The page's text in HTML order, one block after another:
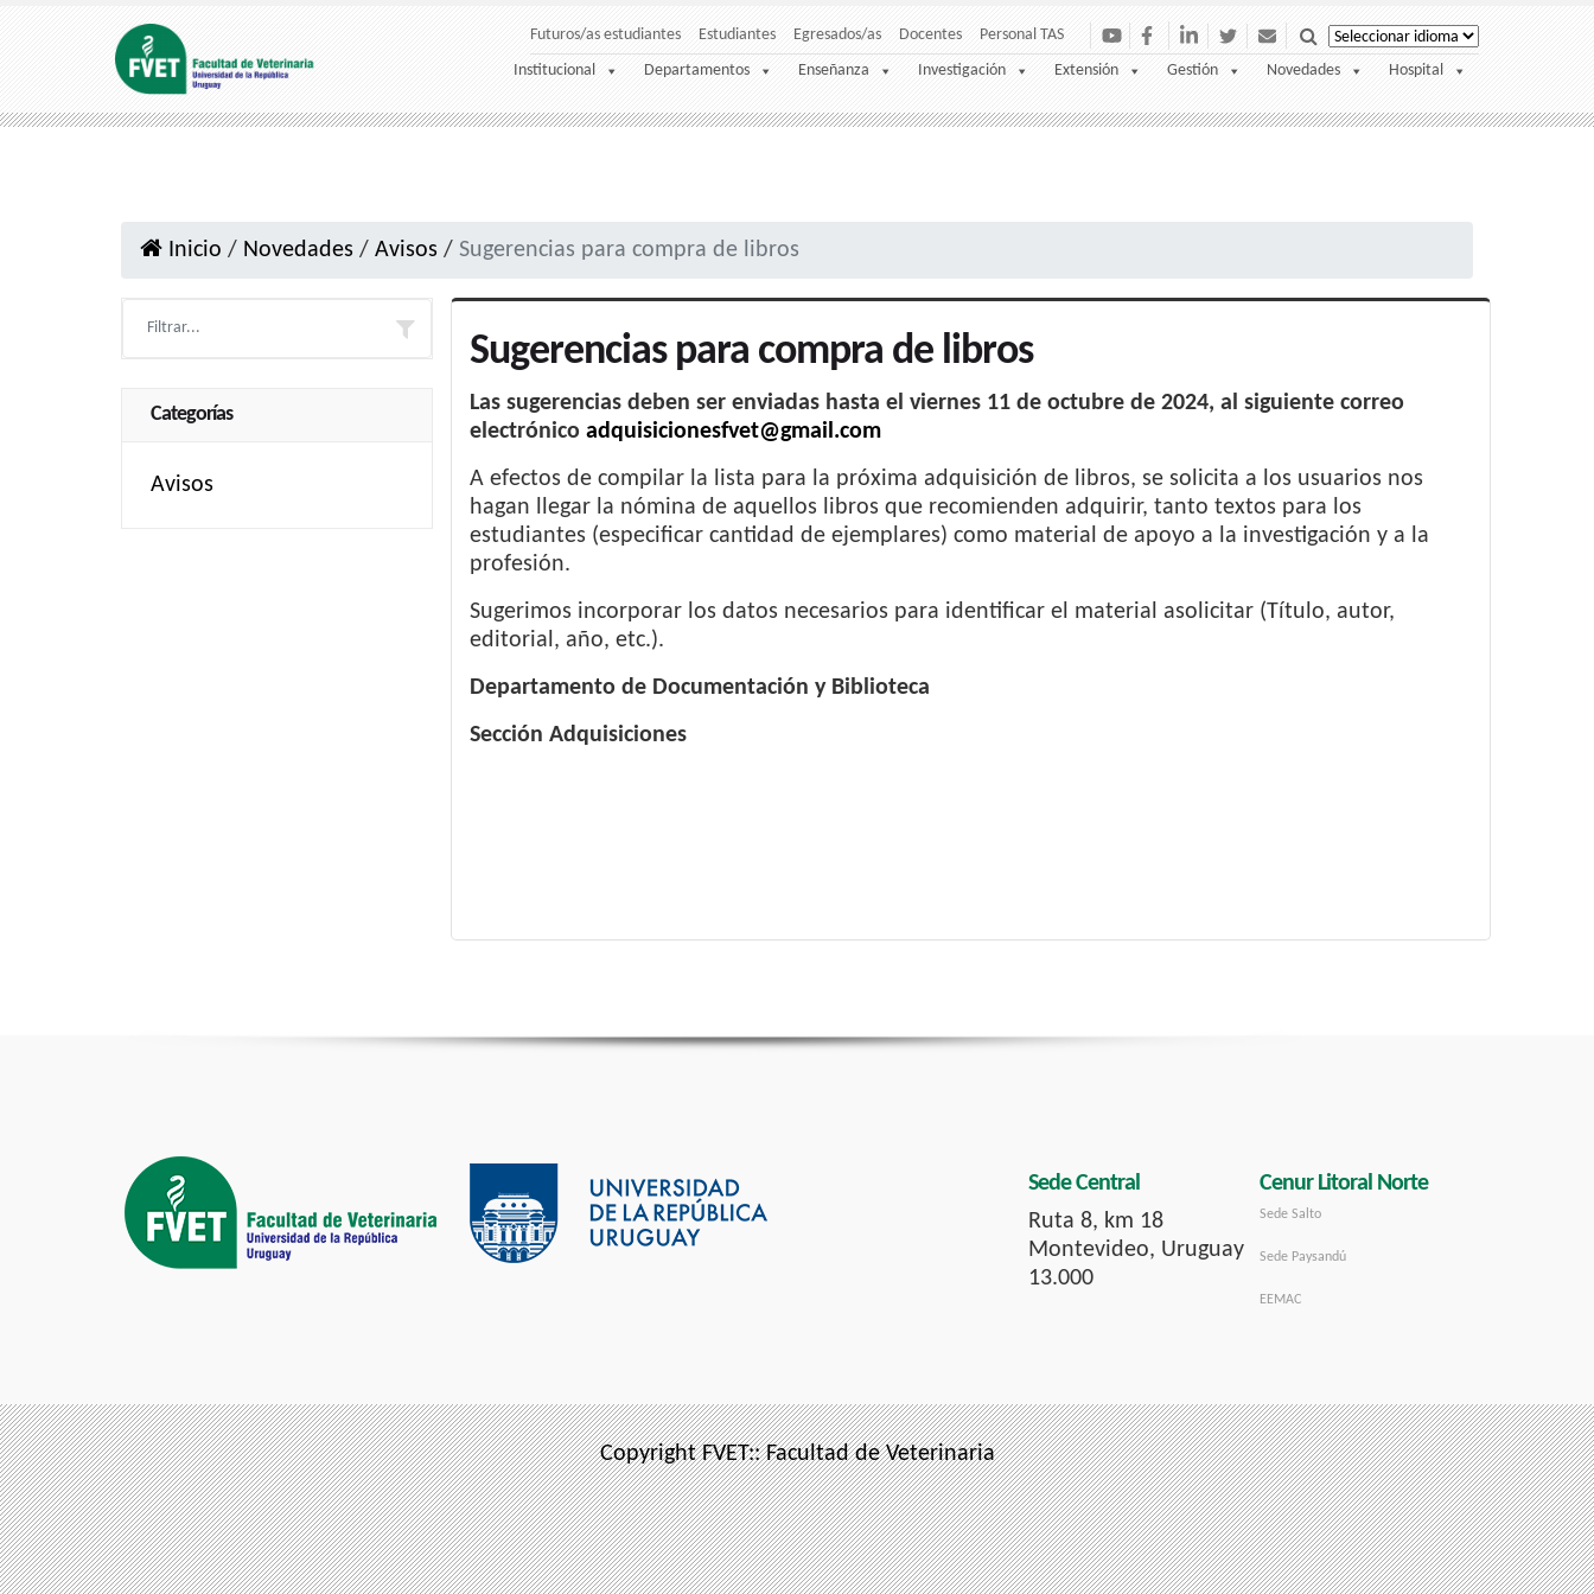
Futuros/as estudiantes Estudiantes Egresados/as Docentes Personal TAS
Institucional Departamentos Enseñanza Investigación Extensión Gestión Novedades Hospital
Inicio / Novedades / Avisos / Sugerencias para compra de libros
Categorías
Avisos
Sugerencias para compra de libros
Las sugerencias deben ser enviadas hasta el viernes 11 de octubre de 2024, al siguiente correo
electrónico adquisicionesfvet@gmail.com
A efectos de compilar la lista para la próxima adquisición de libros, se solicita a los usuarios nos
hagan llegar la nómina de aquellos libros que recomienden adquirir, tanto textos para los
estudiantes (especificar cantidad de ejemplares) como material de apoyo a la investigación y a la
profesión.
Sugerimos incorporar los datos necesarios para identificar el material asolicitar (Título, autor,
editorial, año, etc.).
Departamento de Documentación y Biblioteca
Sección Adquisiciones
Sede Central
Ruta 8, km 18
Montevideo, Uruguay
13.000
Cenur Litoral Norte
Sede Salto
Sede Paysandú
EEMAC
Copyright FVET:: Facultad de Veterinaria